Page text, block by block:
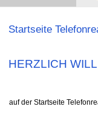
Startseite
HERZLICH
auf der Startseite